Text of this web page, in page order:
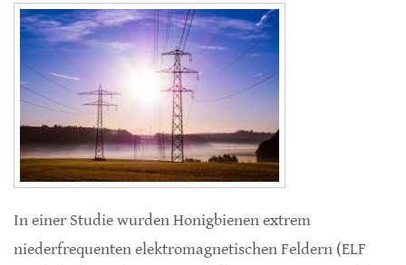
In einer Studie wurden Honigbienen extrem
niederfrequenten elektromagnetischen Feldern (ELF